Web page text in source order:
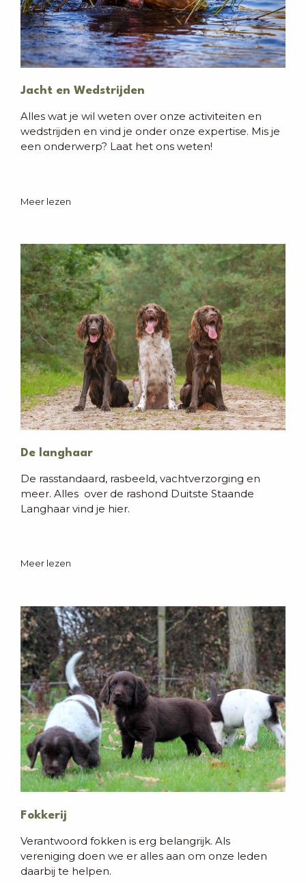
Jacht en Wedstrijden
Alles wat je wil weten over onze activiteiten en
wedstrijden en vind je onder onze expertise. Mis je
een onderwerp? Laat het ons weten!
Meer lezen
De langhaar
De rasstandaard, rasbeeld, vachtverzorging en
meer. Alles over de rashond Duitste Staande
Langhaar vind je hier.
Meer lezen
Fokkerij
Verantwoord fokken is erg belangrijk. Als
vereniging doen we er alles aan om onze leden
daarbij te helpen.